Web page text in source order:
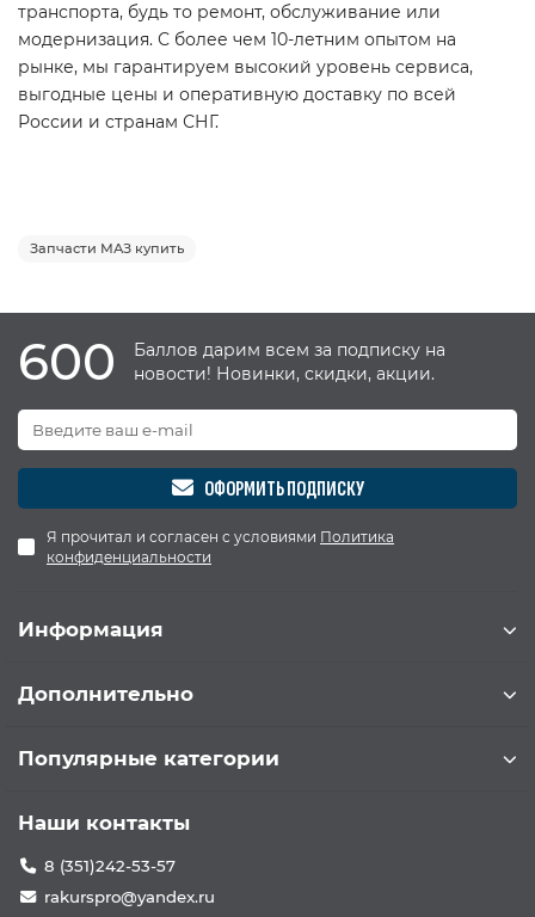
транспорта, будь то ремонт, обслуживание или
модернизация. С более чем 10-летним опытом на
рынке, мы гарантируем высокий уровень сервиса,
выгодные цены и оперативную доставку по всей
России и странам СНГ.
Запчасти МАЗ купить
600
Баллов дарим всем за подписку на
новости! Новинки, скидки, акции.
ОФОРМИТЬ ПОДПИСКУ
Я прочитал и согласен с условиями Политика
конфиденциальности
Информация
Дополнительно
Популярные категории
Наши контакты
8 (351)242-53-57
rakurspro@yandex.ru